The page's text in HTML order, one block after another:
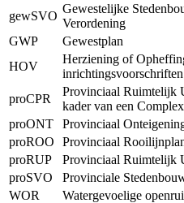
gewSVO
Gewestelijke
Verordening
GWP
Gewestplan
HOV
Herziening of
inrichtingsvoorschriften
proCPR
Provinciaal Ruimtelijk
kader van een
proONT
Provinciaal
proROO
Provinciaal
proRUP
Provinciaal Ruimtelijk
proSVO
Provinciale
WOR
Watergevoelige